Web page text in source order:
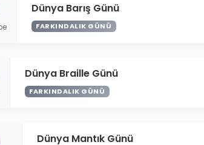
Dünya Barış Günü
FARKINDALIK GÜNÜ
Dünya Braille Günü
FARKINDALIK GÜNÜ
Dünya Mantık Günü